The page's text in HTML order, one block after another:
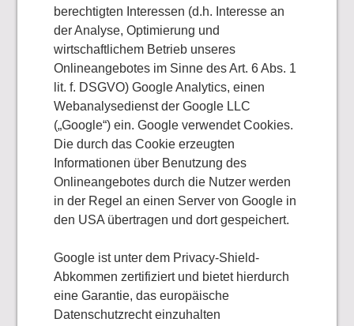
berechtigten Interessen (d.h. Interesse an
der Analyse, Optimierung und
wirtschaftlichem Betrieb unseres
Onlineangebotes im Sinne des Art. 6 Abs. 1
lit. f. DSGVO) Google Analytics, einen
Webanalysedienst der Google LLC
(„Google“) ein. Google verwendet Cookies.
Die durch das Cookie erzeugten
Informationen über Benutzung des
Onlineangebotes durch die Nutzer werden
in der Regel an einen Server von Google in
den USA übertragen und dort gespeichert.
Google ist unter dem Privacy-Shield-
Abkommen zertifiziert und bietet hierdurch
eine Garantie, das europäische
Datenschutzrecht einzuhalten